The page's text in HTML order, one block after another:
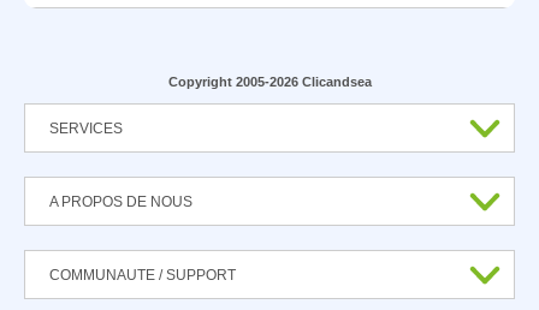
Copyright 2005-2026 Clicandsea
SERVICES
A PROPOS DE NOUS
COMMUNAUTE / SUPPORT